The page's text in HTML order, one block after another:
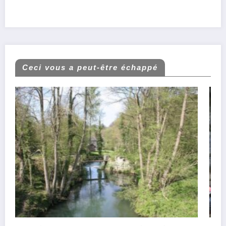
Ceci vous a peut-être échappé